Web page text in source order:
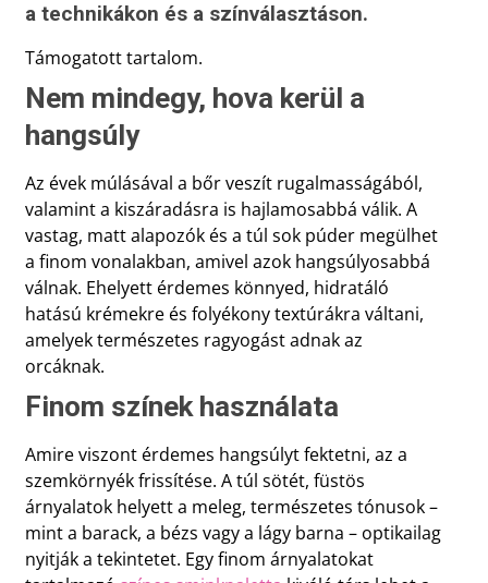
a technikákon és a színválasztáson.
Támogatott tartalom.
Nem mindegy, hova kerül a
hangsúly
Az évek múlásával a bőr veszít rugalmasságából,
valamint a kiszáradásra is hajlamosabbá válik. A
vastag, matt alapozók és a túl sok púder megülhet
a finom vonalakban, amivel azok hangsúlyosabbá
válnak. Ehelyett érdemes könnyed, hidratáló
hatású krémekre és folyékony textúrákra váltani,
amelyek természetes ragyogást adnak az
orcáknak.
Finom színek használata
Amire viszont érdemes hangsúlyt fektetni, az a
szemkörnyék frissítése. A túl sötét, füstös
árnyalatok helyett a meleg, természetes tónusok –
mint a barack, a bézs vagy a lágy barna – optikailag
nyitják a tekintetet. Egy finom árnyalatokat